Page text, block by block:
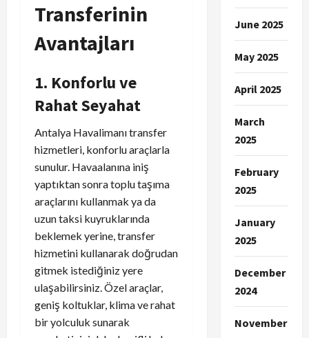
Transferinin
Avantajları
1. Konforlu ve
Rahat Seyahat
Antalya Havalimanı transfer
hizmetleri, konforlu araçlarla
sunulur. Havaalanına iniş
yaptıktan sonra toplu taşıma
araçlarını kullanmak ya da
uzun taksi kuyruklarında
beklemek yerine, transfer
hizmetini kullanarak doğrudan
gitmek istediğiniz yere
ulaşabilirsiniz. Özel araçlar,
geniş koltuklar, klima ve rahat
bir yolculuk sunarak
June 2025
May 2025
April 2025
March
2025
February
2025
January
2025
December
2024
November